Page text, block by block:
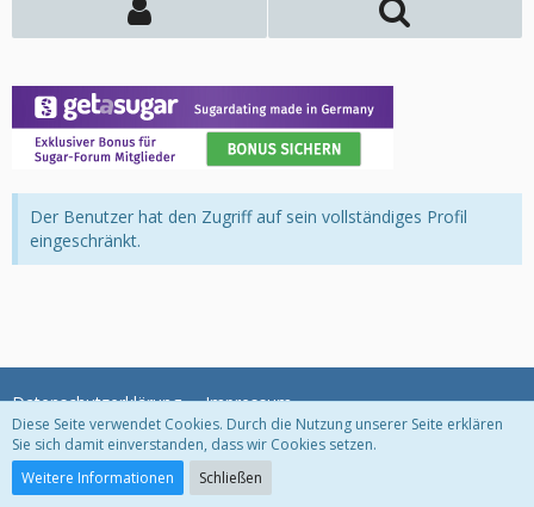
Der Benutzer hat den Zugriff auf sein vollständiges Profil
eingeschränkt.
Datenschutzerklärung Impressum
Community-Software:
Diese Seite verwendet Cookies. Durch die Nutzung unserer Seite erklären
Sie sich damit einverstanden, dass wir Cookies setzen.
Weitere Informationen
Schließen